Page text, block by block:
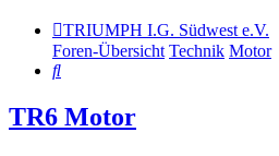
TRIUMPH I.G. Südwest e.V.
Foren-Übersicht Technik Motor
Suche
TR6 Motor